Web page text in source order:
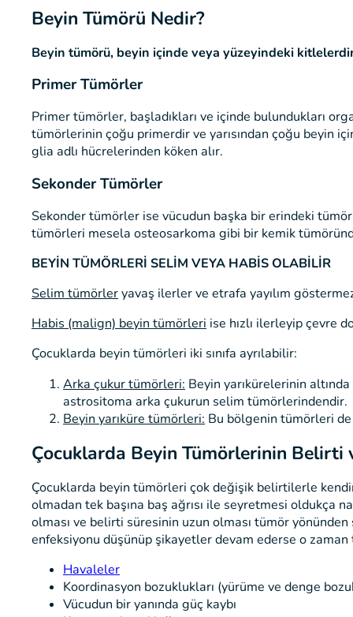
Beyin Tümörü Nedir?
Beyin tümörü, beyin içinde veya yüzeyindeki
Primer Tümörler
Primer tümörler, başladıkları ve içinde bulundukları
tümörlerinin çoğu primerdir ve yarısından çoğu beyin
glia adlı hücrelerinden köken alır.
Sekonder Tümörler
Sekonder tümörler ise vücudun başka bir erindeki
tümörleri mesela osteosarkoma gibi bir kemik
BEYİN TÜMÖRLERİ SELİM VEYA HABİS OLABİLİR
Selim tümörleryavaş ilerler ve etrafa yayılım
Habis (malign) beyin tümörleri ise hızlı ilerleyip çevre
Çocuklarda beyin tümörleri iki sınıfa ayrılabilir:
Arka çukur tümörleri: Beyin yarıkürelerinin
astrositoma arka çukurun selim tümörlerindendir.
Beyin yarıküre tümörleri: Bu bölgenin tümörleri
Çocuklarda Beyin Tümörlerinin Belirti
Çocuklarda beyin tümörleri çok değişik belirtilerle
olmadan tek başına baş ağrısı ile seyretmesi oldukça
olması ve belirti süresinin uzun olması tümör
enfeksiyonu düşünüp şikayetler devam ederse o
Havaleler
Koordinasyon bozuklukları (yürüme ve denge
Vücudun bir yanında güç kaybı